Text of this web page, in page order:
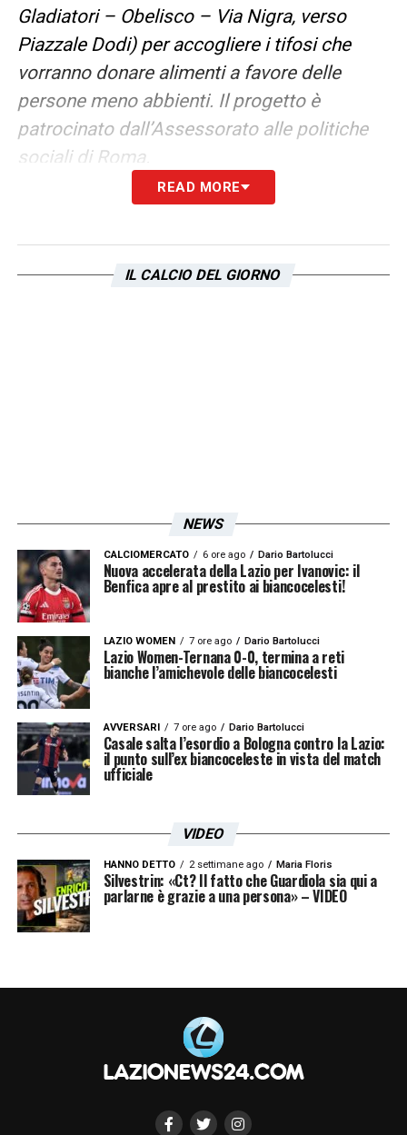
Gladiatori – Obelisco – Via Nigra, verso
Piazzale Dodi) per accogliere i tifosi che
vorranno donare alimenti a favore delle
persone meno abbienti. Il progetto è
patrocinato dall’Assessorato alle politiche
sociali di Roma.
Sarà presente un gruppo di 20 ragazzi
dell’Associazione ANGSA Lazio con spettro
READ MORE
IL CALCIO DEL GIORNO
NEWS
CALCIOMERCATO 6 ore ago Dario Bartolucci
Nuova accelerata della Lazio per Ivanovic: il
Benfica apre al prestito ai biancocelesti!
LAZIO WOMEN 7 ore ago Dario Bartolucci
Lazio Women-Ternana 0-0, termina a reti
bianche l’amichevole delle biancocelesti
AVVERSARI 7 ore ago Dario Bartolucci
Casale salta l’esordio a Bologna contro la Lazio:
il punto sull’ex biancoceleste in vista del match
ufficiale
VIDEO
HANNO DETTO 2 settimane ago Maria Floris
Silvestrin: «Ct? Il fatto che Guardiola sia qui a
parlarne è grazie a una persona» – VIDEO